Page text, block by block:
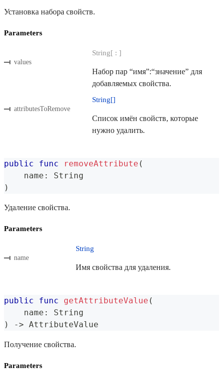
Установка набора свойств.
Parameters
values
String[ : ]
Набор пар “имя”:“значение” для
добавляемых свойства.
attributesToRemove
String[]
Список имён свойств, которые
нужно удалить.
public func removeAttribute (
    name
:
String
)
Удаление свойства.
Parameters
name
String
Имя свойства для удаления.
public func getAttributeValue (
    name
:
String
)
-> AttributeValue
Получение свойства.
Parameters